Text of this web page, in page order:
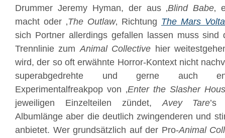
Drummer Jeremy Hyman, der aus ‚Blind Babe‚
macht oder ‚The Outlaw‚ Richtung The Mars Volta
sich Portner allerdings gefallen lassen muss sind
Trennlinie zumAnimal Collective hier
wird, der so oft erwähnte Horror-Kontext nicht
superabgedrehte und gerne auch
Experimentalfreakpop von ‚Enter the Slasher
jeweiligen Einzelteilen zündet,Avey Tare’s
Albumlänge aber die deutlich zwingenderen und
anbietet. Wer grundsätzlich auf der Pro-Animal